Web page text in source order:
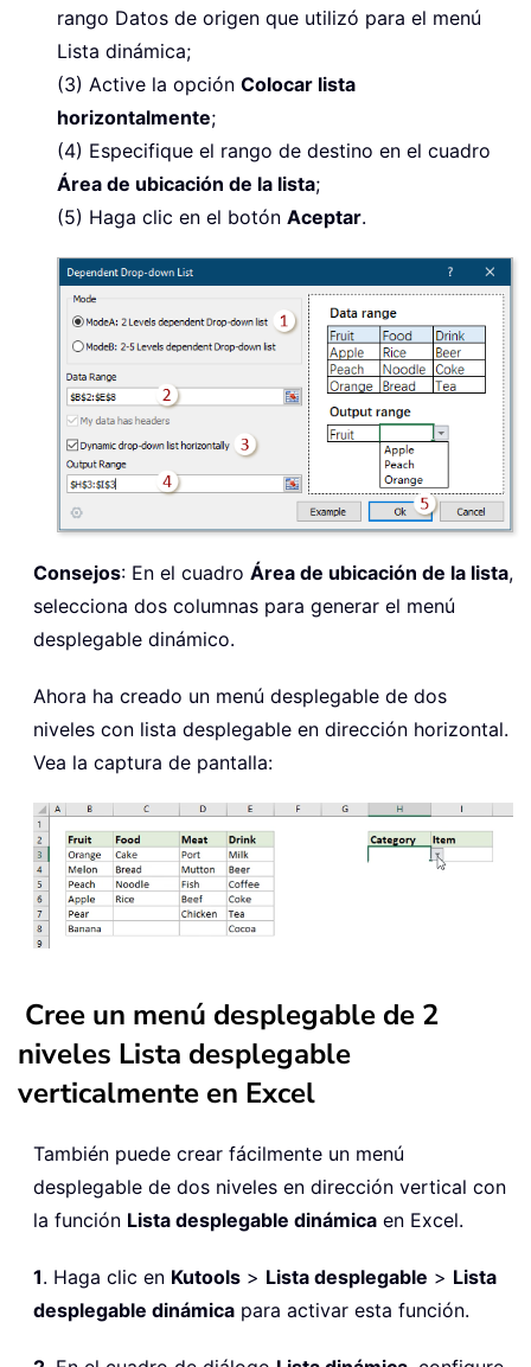
rango Datos de origen que utilizó para el menú
Lista dinámica;
(3) Active la opción Colocar lista
horizontalmente;
(4) Especifique el rango de destino en el cuadro
Área de ubicación de la lista;
(5) Haga clic en el botón Aceptar.
Consejos: En el cuadro Área de ubicación de la lista,
selecciona dos columnas para generar el menú
desplegable dinámico.
Ahora ha creado un menú desplegable de dos
niveles con lista desplegable en dirección horizontal.
Vea la captura de pantalla:
Cree un menú desplegable de 2
niveles Lista desplegable
verticalmente en Excel
También puede crear fácilmente un menú
desplegable de dos niveles en dirección vertical con
la función Lista desplegable dinámica en Excel.
1. Haga clic en Kutools > Lista desplegable > Lista
desplegable dinámica para activar esta función.